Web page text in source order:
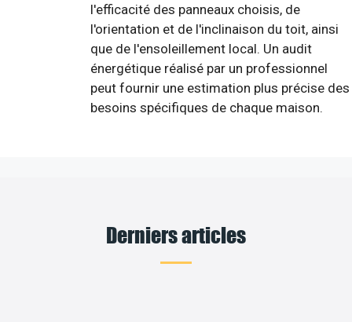
l'efficacité des panneaux choisis, de
l'orientation et de l'inclinaison du toit, ainsi
que de l'ensoleillement local. Un audit
énergétique réalisé par un professionnel
peut fournir une estimation plus précise des
besoins spécifiques de chaque maison.
Derniers articles